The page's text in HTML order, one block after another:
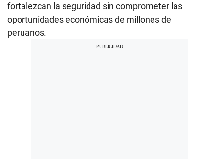
fortalezcan la seguridad sin comprometer las
oportunidades económicas de millones de
peruanos.